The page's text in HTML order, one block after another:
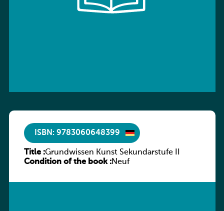
ISBN: 9783060648399
Title :Grundwissen Kunst Sekundarstufe II
Condition of the book :Neuf